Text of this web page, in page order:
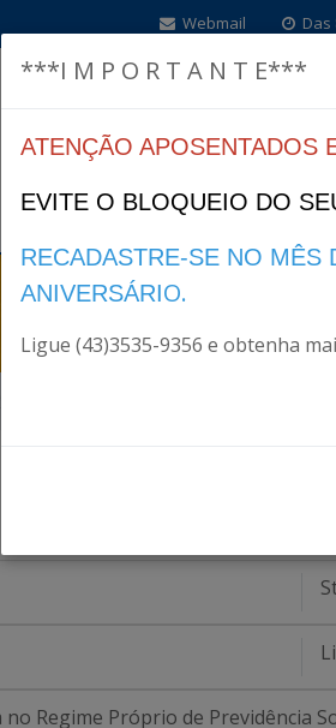
Das
Webmail
Home Institucional
2022
Regime Próprio de Previdência
***I M P O R T A N T E***
ATENÇÃO APOSENTADOS
EVITE O BLOQUEIO DO
RECADASTRE-SE NO MÊS
ANIVERSÁRIO.
Ligue (43)3535-9356 e obtenha